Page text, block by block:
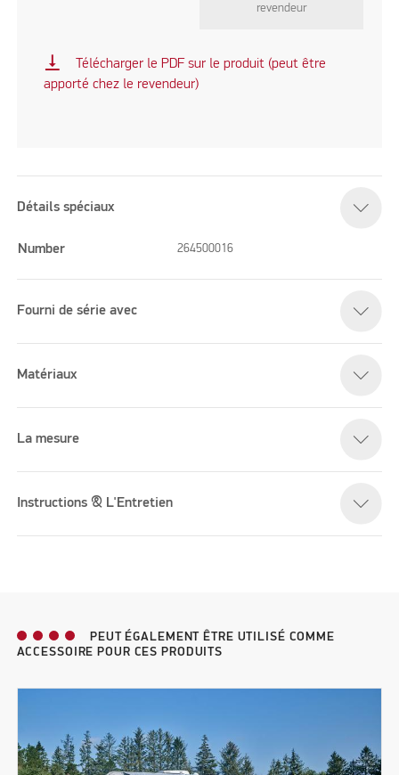
revendeur
vertical_align_bottom
Télécharger le PDF sur le produit (peut être
apporté chez le revendeur)
Détails spéciaux
Number 264500016
Fourni de série avec
Matériaux
La mesure
Instructions & L'Entretien
PEUT ÉGALEMENT ÊTRE UTILISÉ COMME
ACCESSOIRE POUR CES PRODUITS